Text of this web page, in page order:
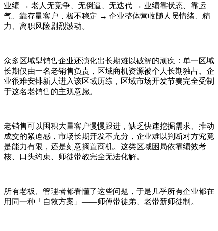
业绩 → 老人无竞争、无倒逼、无迭代 → 业绩靠状态、靠运
气、靠存量客户，极不稳定 → 企业整体营收随人员情绪、精
力、离职风险剧烈波动。
众多区域型销售企业还演化出长期难以破解的顽疾：单一区域
长期仅由一名老销售负责，区域商机资源被个人长期独占。企
业很难安排新人进入该区域历练，区域市场开发节奏完全受制
于这名老销售的主观意愿。
老销售可以囤积大量客户慢慢跟进，缺乏快速挖掘需求、推动
成交的紧迫感，市场长期开发不充分，企业难以判断对方究竟
是能力有限，还是刻意搁置商机。这类区域困局依靠绩效考
核、口头约束、师徒带教完全无法化解。
所有老板、管理者都看懂了这些问题，于是几乎所有企业都在
用同一种「自救方案」——师傅带徒弟、老带新师徒制。